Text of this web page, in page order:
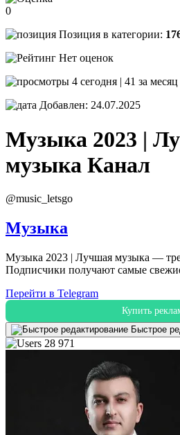
0
Позиция в категории:
Нет оценок
4 сегодня | 41 за
Добавлен: 24.07.2025
Музыка 2023 |
музыка Канал
@music_letsgo
Музыка
Музыка 2023 | Лучшая музыка —
Подписчики получают самые
Перейти в Telegram
Купить
Быстрое
28 971